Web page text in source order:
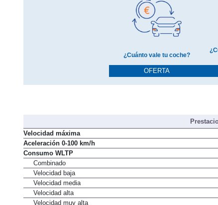
OFERTA
Velocidad máxima
Aceleración 0-100 km/h
Consumo WLTP
Combinado
Velocidad baja
Velocidad media
Velocidad alta